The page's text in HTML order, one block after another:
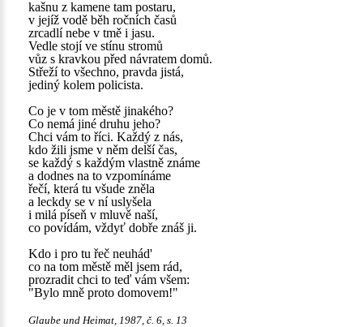
kašnu z kamene tam postaru,
v jejíž vodě běh ročních časů
zrcadlí nebe v tmě i jasu.
Vedle stojí ve stínu stromů
vůz s kravkou před návratem domů.
Střeží to všechno, pravda jistá,
jediný kolem policista.
Co je v tom městě jinakého?
Co nemá jiné druhu jeho?
Chci vám to říci. Každý z nás,
kdo žili jsme v něm delší čas,
se každý s každým vlastně známe
a dodnes na to vzpomínáme
řečí, která tu všude zněla
a leckdy se v ní uslyšela
i milá píseň v mluvě naší,
co povídám, vždyť dobře znáš ji.
Kdo i pro tu řeč neuhád'
co na tom městě měl jsem rád,
prozradit chci to teď vám všem:
"Bylo mně proto domovem!"
Glaube und Heimat, 1987, č. 6, s. 13